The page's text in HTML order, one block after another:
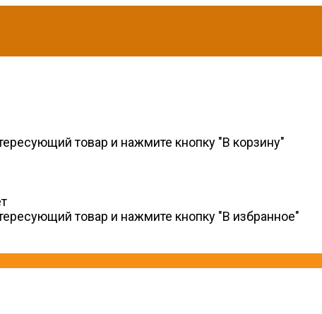
товар и нажмите кнопку "В корзину"
товар и нажмите кнопку "В избранное"